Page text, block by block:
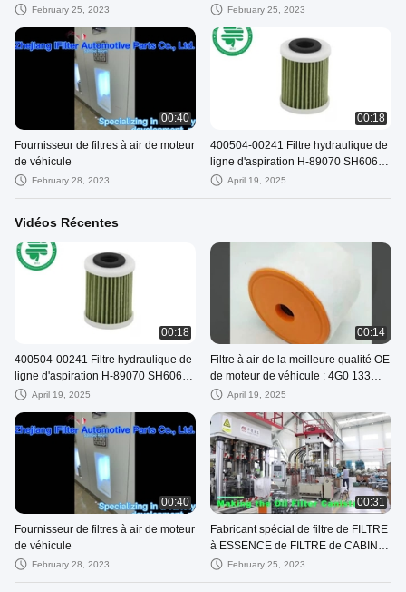
de FILTRE À AIR de FILTRE À
February 25, 2023 February 25, 2023
00:40
Fournisseur de filtres à air de moteur
de véhicule
February 28, 2023
00:18
400504-00241 Filtre hydraulique de
ligne d'aspiration H-89070 SH60695
Filtre hydraulique à huile
April 19, 2025
Vidéos Récentes
00:18
400504-00241 Filtre hydraulique de
ligne d'aspiration H-89070 SH60695
Filtre hydraulique à huile
April 19, 2025
00:14
Filtre à air de la meilleure qualité OE
de moteur de véhicule : 4G0 133
843 H pour Audi A6 avec 2.0L Turbo
April 19, 2025
00:40
Fournisseur de filtres à air de moteur
de véhicule
February 28, 2023
00:31
Fabricant spécial de filtre de FILTRE
à ESSENCE de FILTRE de CABINE
de FILTRE À AIR de FILTRE À
February 25, 2023